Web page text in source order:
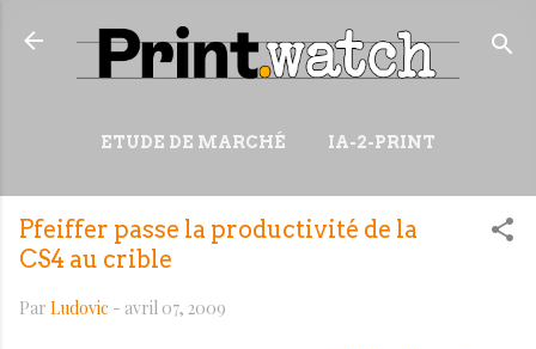
Accéder au contenu principal
ETUDE DE MARCHÉ IA-2-PRINT
PLUS… WIKI
Pfeiffer passe la productivité de la
CS4 au crible
Par Ludovic - avril 07, 2009